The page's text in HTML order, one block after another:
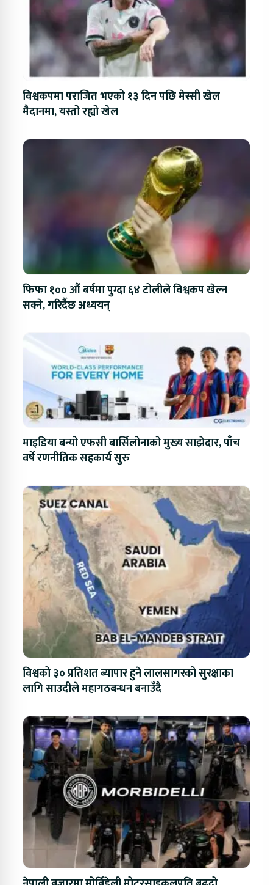
विश्वकपमा पराजित भएको १३ दिन पछि मेस्सी खेल
मैदानमा, यस्तो रह्यो खेल
फिफा १०० औं बर्षमा पुग्दा ६४ टोलीले विश्वकप खेल्न
सक्ने, गरिदैँछ अध्ययन्
माइडिया बन्यो एफसी बार्सिलोनाको मुख्य साझेदार, पाँच
वर्षे रणनीतिक सहकार्य सुरु
विश्वको ३० प्रतिशत ब्यापार हुने लालसागरको सुरक्षाका
लागि साउदीले महागठबन्धन बनाउँदै